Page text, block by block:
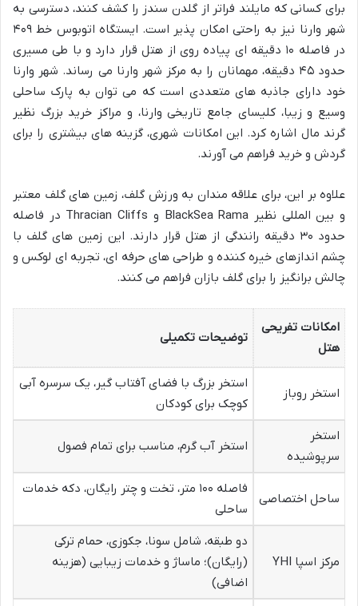
برای کسانی که مایلند فراتر از گلدن سندز را کشف کنند، دسترسی به
شهر وارنا نیز به راحتی امکان پذیر است. ایستگاه اتوبوس خط ۴۰۹
در فاصله ۱۰ دقیقه ای پیاده روی از هتل قرار دارد و با طی مسیری
حدود ۴۵ دقیقه، مهمانان را به مرکز شهر وارنا می رساند. شهر وارنا
خود دارای جاذبه های متعددی است که می توان به پارک ساحلی
وسیع و زیبا، کلیسای جامع تاریخی وارنا، و مراکز خرید بزرگ نظیر
گرند مال اشاره کرد. این امکانات شهری، گزینه های بیشتری را برای
گردش و خرید فراهم می آورند.
علاوه بر این، برای علاقه مندان به ورزش گلف، زمین های گلف معتبر
و بین المللی نظیر BlackSea Rama و Thracian Cliffs در فاصله
حدود ۳۰ دقیقه رانندگی از هتل قرار دارند. این زمین های گلف با
چشم اندازهای خیره کننده و طراحی های حرفه ای، تجربه ای لوکس و
چالش برانگیز را برای گلف بازان فراهم می کنند.
امکانات تفریحی
هتل
توضیحات تکمیلی
استخر روباز
استخر بزرگ با فضای آفتاب گیر، یک سرسره آبی
کوچک برای کودکان
استخر
سرپوشیده
استخر آب گرم، مناسب برای تمام فصول
ساحل اختصاصی
فاصله ۱۰۰ متر، تخت و چتر رایگان، دکه خدمات
ساحلی
مرکز اسپا YHI
دو طبقه، شامل سونا، جکوزی، حمام ترکی
(رایگان)؛ ماساژ و خدمات زیبایی (هزینه
اضافی)